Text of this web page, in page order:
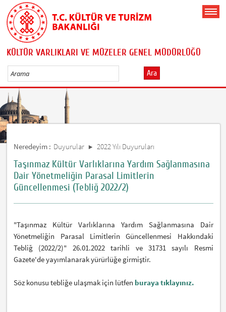
KÜLTÜR VARLIKLARI VE MÜZELER GENEL MÜDÜRLÜĞÜ
Ara
Neredeyim : Duyurular 2022 Yılı Duyuruları
Taşınmaz Kültür Varlıklarına Yardım Sağlanmasına
Dair Yönetmeliğin Parasal Limitlerin
Güncellenmesi (Tebliğ 2022/2)
"Taşınmaz Kültür Varlıklarına Yardım Sağlanmasına Dair
Yönetmeliğin Parasal Limitlerin Güncellenmesi Hakkındaki
Tebliğ (2022/2)" 26.01.2022 tarihli ve 31731 sayılı Resmi
Gazete'de yayımlanarak yürürlüğe girmiştir.
Söz konusu tebliğe ulaşmak için lütfen buraya tıklayınız.